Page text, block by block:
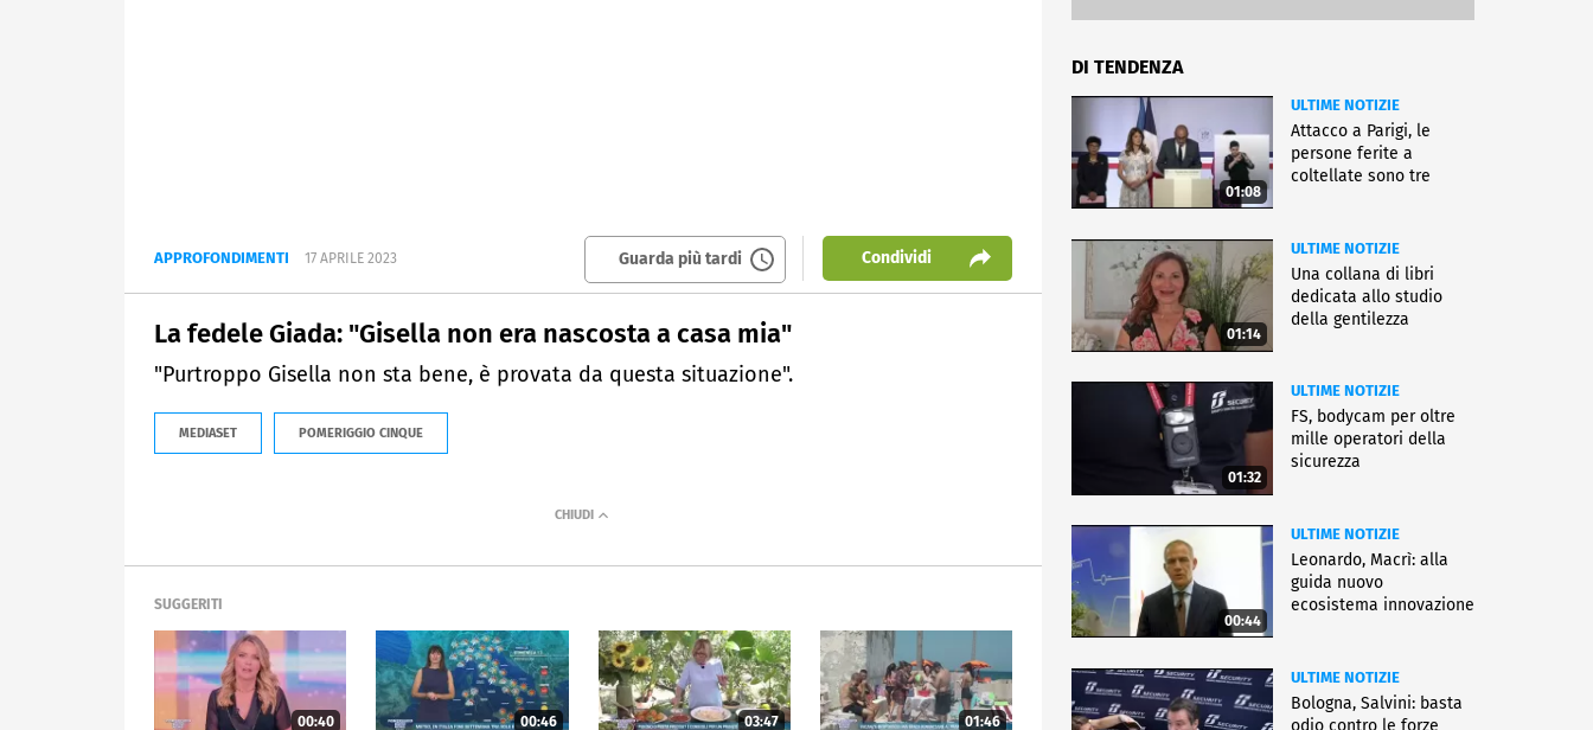
APPROFONDIMENTI 17 APRILE 2023 Guarda più tardi Condividi
La fedele Giada: "Gisella non era nascosta a casa mia"
"Purtroppo Gisella non sta bene, è provata da questa situazione".
MEDIASET POMERIGGIO CINQUE
SUGGERITI
00:40 00:46 03:47 01:46
DI TENDENZA
01:08
ULTIME NOTIZIE
Attacco a Parigi, le
persone ferite a
coltellate sono tre
01:14
ULTIME NOTIZIE
Una collana di libri
dedicata allo studio
della gentilezza
01:32
ULTIME NOTIZIE
FS, bodycam per oltre
mille operatori della
sicurezza
00:44
ULTIME NOTIZIE
Leonardo, Macrì: alla
guida nuovo
ecosistema innovazione
ULTIME NOTIZIE
Bologna, Salvini: basta
odio contro le forze